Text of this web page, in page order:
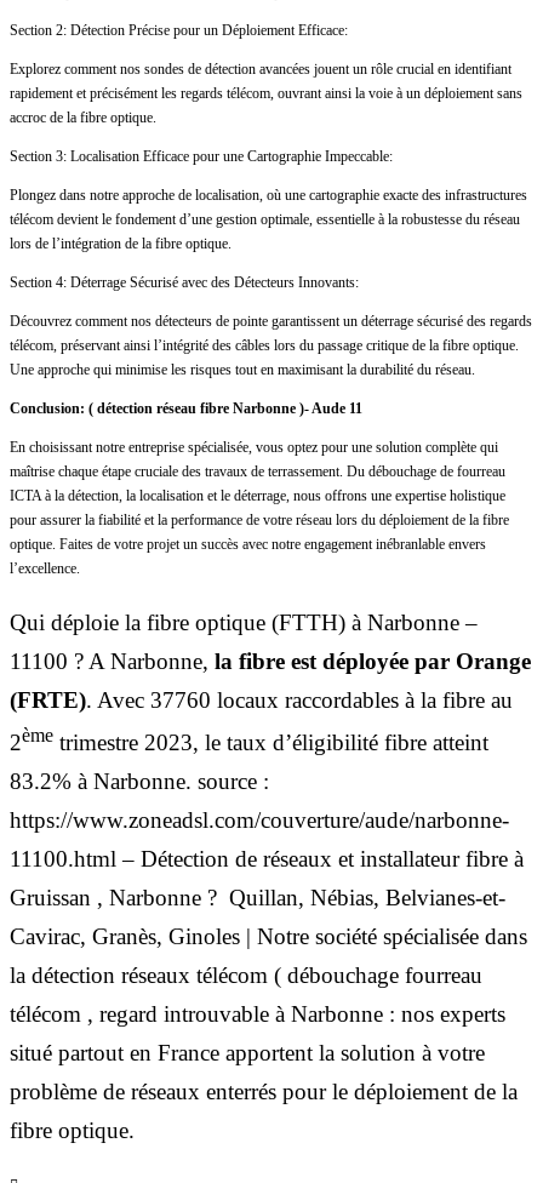
Section 2: Détection Précise pour un Déploiement Efficace:
Explorez comment nos sondes de détection avancées jouent un rôle crucial en identifiant
rapidement et précisément les regards télécom, ouvrant ainsi la voie à un déploiement sans
accroc de la fibre optique.
Section 3: Localisation Efficace pour une Cartographie Impeccable:
Plongez dans notre approche de localisation, où une cartographie exacte des infrastructures
télécom devient le fondement d’une gestion optimale, essentielle à la robustesse du réseau
lors de l’intégration de la fibre optique.
Section 4: Déterrage Sécurisé avec des Détecteurs Innovants:
Découvrez comment nos détecteurs de pointe garantissent un déterrage sécurisé des regards
télécom, préservant ainsi l’intégrité des câbles lors du passage critique de la fibre optique.
Une approche qui minimise les risques tout en maximisant la durabilité du réseau.
Conclusion: ( détection réseau fibre Narbonne )- Aude 11
En choisissant notre entreprise spécialisée, vous optez pour une solution complète qui
maîtrise chaque étape cruciale des travaux de terrassement. Du débouchage de fourreau
ICTA à la détection, la localisation et le déterrage, nous offrons une expertise holistique
pour assurer la fiabilité et la performance de votre réseau lors du déploiement de la fibre
optique. Faites de votre projet un succès avec notre engagement inébranlable envers
l’excellence.
Qui déploie la fibre optique (FTTH) à Narbonne –
11100 ? A Narbonne, la fibre est déployée par Orange
(FRTE). Avec 37760 locaux raccordables à la fibre au
2ème trimestre 2023, le taux d’éligibilité fibre atteint
83.2% à Narbonne. source :
https://www.zoneadsl.com/couverture/aude/narbonne-
11100.html – Détection de réseaux et installateur fibre à
Gruissan , Narbonne ? Quillan, Nébias, Belvianes-et-
Cavirac, Granès, Ginoles | Notre société spécialisée dans
la détection réseaux télécom ( débouchage fourreau
télécom , regard introuvable à Narbonne : nos experts
situé partout en France apportent la solution à votre
problème de réseaux enterrés pour le déploiement de la
fibre optique.